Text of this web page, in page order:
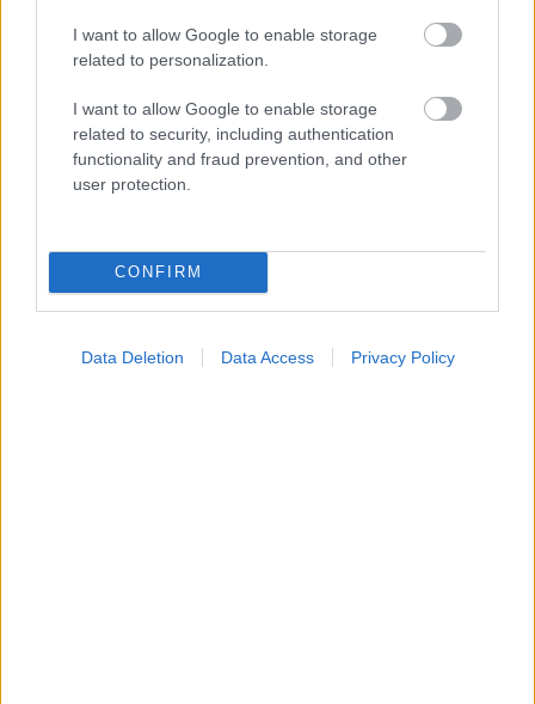
I want to allow Google to enable storage
related to personalization.
I want to allow Google to enable storage
related to security, including authentication
functionality and fraud prevention, and other
user protection.
CONFIRM
Data Deletion Data Access Privacy Policy